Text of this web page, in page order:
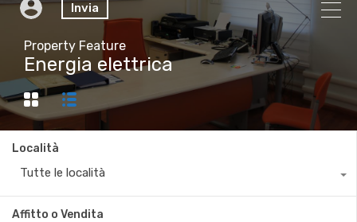
Invia
Property Feature
Energia elettrica
Località
Tutte le località
Affitto o Vendita